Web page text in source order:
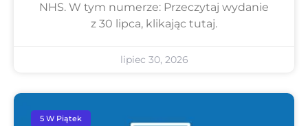
NHS. W tym numerze: Przeczytaj wydanie
z 30 lipca, klikając tutaj.
lipiec 30, 2026
5 W Piątek